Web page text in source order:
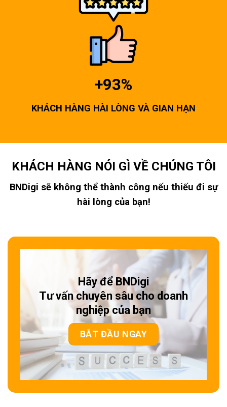
+93%
KHÁCH HÀNG HÀI LÒNG VÀ GIAN HẠN
KHÁCH HÀNG NÓI GÌ VỀ CHÚNG TÔI
BNDigi sẽ không thể thành công nếu thiếu đi sự
hài lòng của bạn!
Hãy để BNDigi
Tư vấn chuyên sâu cho doanh
nghiệp của bạn
BẮT ĐẦU NGAY